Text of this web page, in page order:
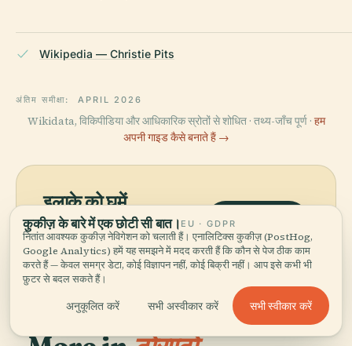
Wikipedia — Christie Pits
अंतिम समीक्षा: APRIL 2026
Wikidata, विकिपीडिया और आधिकारिक स्रोतों से शोधित · तथ्य-जाँच पूर्ण · हम
अपनी गाइड कैसे बनाते हैं →
इलाके को घूमें
क्रिस्टी पिट्स को नक्शे पर देखें और
आस-पास क्या है, जानें।
कुकीज़ के बारे में एक छोटी सी बात। EU · GDPR
नितांत आवश्यक कुकीज़ नेविगेशन को चलाती हैं। एनालिटिक्स कुकीज़ (PostHog,
Google Analytics) हमें यह समझने में मदद करती हैं कि कौन से पेज ठीक काम
करते हैं — केवल समग्र डेटा, कोई विज्ञापन नहीं, कोई बिक्री नहीं। आप इसे कभी भी
फ़ुटर से बदल सकते हैं।
अनुकूलित करें सभी अस्वीकार करें सभी स्वीकार करें